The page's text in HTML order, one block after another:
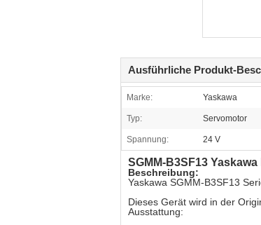
Ausführliche Produkt-
Marke: Yaskawa
Typ: Servomotor
Spannung: 24 V
SGMM-B3SF13
Beschreibung:
Yaskawa SGMM-B3SF13
Dieses Gerät wird in der
Ausstattung: